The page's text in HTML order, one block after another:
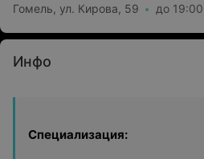
Гомель, ул. Кирова, 59 до 19:00
Инфо
Специализация: